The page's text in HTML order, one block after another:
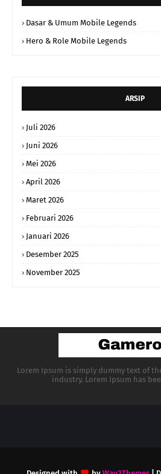
Dasar & Umum Mobile Legends
Hero & Role Mobile Legends
ARSIP
Juli 2026
Juni 2026
Mei 2026
April 2026
Maret 2026
Februari 2026
Januari 2026
Desember 2025
November 2025
Lorem Ipsum is simply dummy text of
industry. Lorem Ipsum has